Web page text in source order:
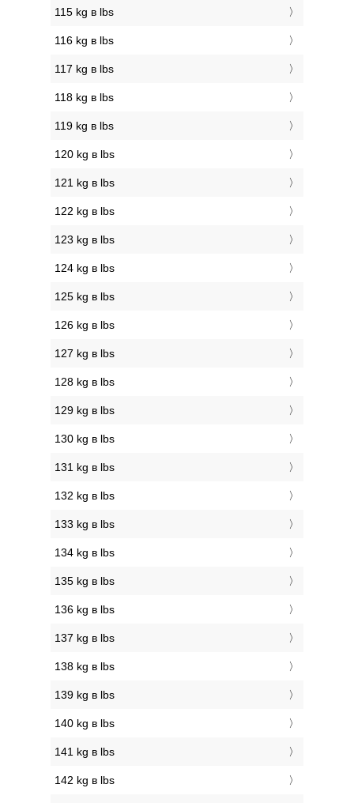
115 kg в lbs
116 kg в lbs
117 kg в lbs
118 kg в lbs
119 kg в lbs
120 kg в lbs
121 kg в lbs
122 kg в lbs
123 kg в lbs
124 kg в lbs
125 kg в lbs
126 kg в lbs
127 kg в lbs
128 kg в lbs
129 kg в lbs
130 kg в lbs
131 kg в lbs
132 kg в lbs
133 kg в lbs
134 kg в lbs
135 kg в lbs
136 kg в lbs
137 kg в lbs
138 kg в lbs
139 kg в lbs
140 kg в lbs
141 kg в lbs
142 kg в lbs